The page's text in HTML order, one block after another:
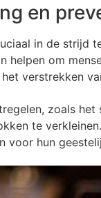
en
in de strijd
helpen om
verstrekken
zoals
te
voor hun